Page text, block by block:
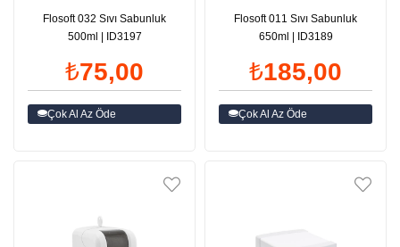
Flosoft 032 Sıvı Sabunluk
500ml | ID3197
₺75,00
Çok Al Az Öde
Flosoft 011 Sıvı Sabunluk
650ml | ID3189
₺185,00
Çok Al Az Öde